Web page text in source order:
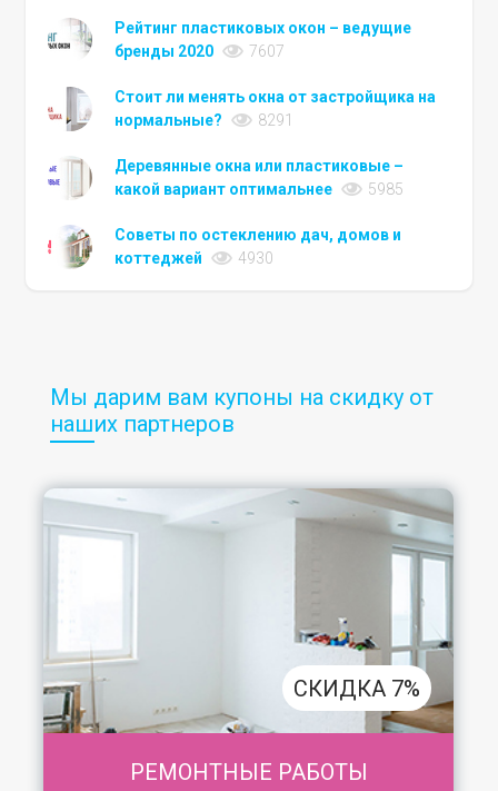
Рейтинг пластиковых окон – ведущие
бренды 2020
7607
Стоит ли менять окна от застройщика на
нормальные?
8291
Деревянные окна или пластиковые –
какой вариант оптимальнее
5985
Советы по остеклению дач, домов и
коттеджей
4930
Мы дарим вам купоны на скидку от
наших партнеров
РЕМОНТНЫЕ РАБОТЫ
СКИДКА 7%